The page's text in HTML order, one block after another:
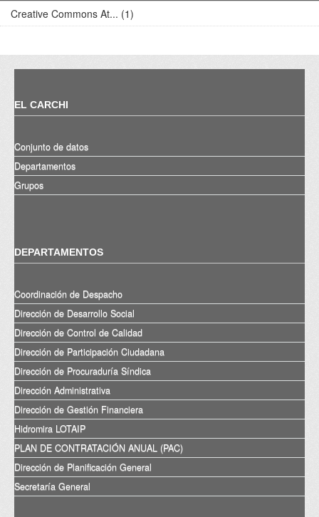
Creative Commons At... (1)
EL CARCHI
Conjunto de datos
Departamentos
Grupos
DEPARTAMENTOS
Coordinación de Despacho
Dirección de Desarrollo Social
Dirección de Control de Calidad
Dirección de Participación Ciudadana
Dirección de Procuraduría Síndica
Dirección Administrativa
Dirección de Gestión Financiera
Hidromira LOTAIP
PLAN DE CONTRATACIÓN ANUAL (PAC)
Dirección de Planificación General
Secretaría General